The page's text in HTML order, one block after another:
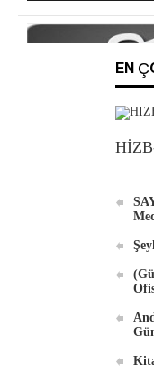
Al-Raya Gazetesi
Hizb-ut Tahrir
Düzenlediği Küresel
EN